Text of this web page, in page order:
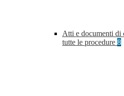
Atti e documenti di
tutte le procedure 8